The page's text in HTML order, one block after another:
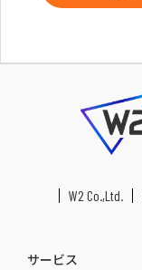
W2 Co.,Ltd.
サービス